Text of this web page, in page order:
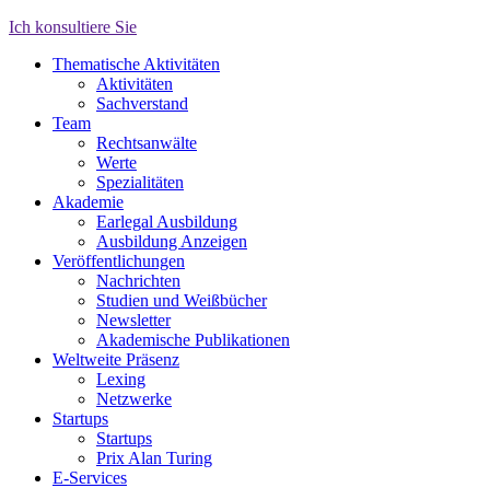
Ich konsultiere Sie
Thematische Aktivitäten
Aktivitäten
Sachverstand
Team
Rechtsanwälte
Werte
Spezialitäten
Akademie
Earlegal Ausbildung
Ausbildung Anzeigen
Veröffentlichungen
Nachrichten
Studien und Weißbücher
Newsletter
Akademische Publikationen
Weltweite Präsenz
Lexing
Netzwerke
Startups
Startups
Prix Alan Turing
E-Services